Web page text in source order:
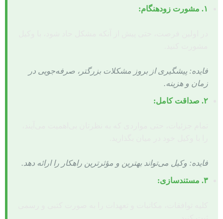
۱. مشورت زودهنگام:
فایده: پیشگیری از بروز مشکلات بزرگتر، صرفه‌جویی در
زمان و هزینه.
۲. صداقت کامل:
فایده: وکیل می‌تواند بهترین و مؤثرترین راهکار را ارائه دهد.
۳. مستندسازی: